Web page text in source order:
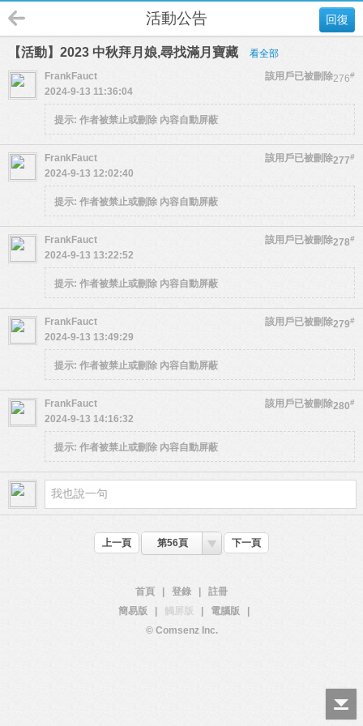
回復
活動公告
【活動】2023 中秋拜月娘,尋找滿月寶藏 看全部
276#
FrankFauct
該用戶已被刪除
2024-9-13 11:36:04
提示: 作者被禁止或刪除 內容自動屏蔽
277#
FrankFauct
該用戶已被刪除
2024-9-13 12:02:40
提示: 作者被禁止或刪除 內容自動屏蔽
278#
FrankFauct
該用戶已被刪除
2024-9-13 13:22:52
提示: 作者被禁止或刪除 內容自動屏蔽
279#
FrankFauct
該用戶已被刪除
2024-9-13 13:49:29
提示: 作者被禁止或刪除 內容自動屏蔽
280#
FrankFauct
該用戶已被刪除
2024-9-13 14:16:32
提示: 作者被禁止或刪除 內容自動屏蔽
上一頁 第56頁 下一頁
首頁 登錄
註冊
簡易版
觸屏版 電腦版
© Comsenz Inc.